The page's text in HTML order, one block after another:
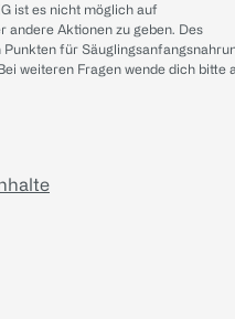
ist es nicht möglich auf
andere Aktionen zu geben. Des
für
weiteren Fragen wende dich bitte